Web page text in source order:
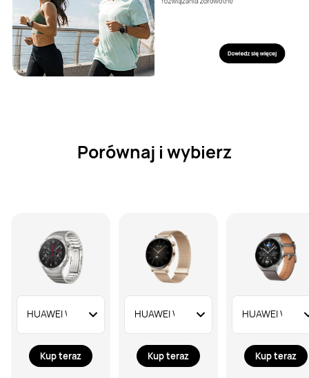
Porównaj i wybierz
Kup teraz Kup teraz Kup teraz